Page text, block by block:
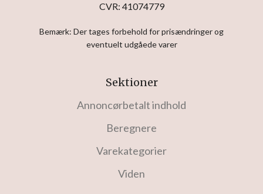
CVR: 41074779
Bemærk: Der tages forbehold for prisændringer og
eventuelt udgåede varer
Sektioner
Annoncørbetalt indhold
Beregnere
Varekategorier
Viden